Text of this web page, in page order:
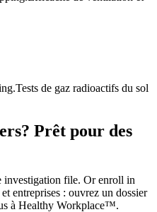
Tests de gaz radioactifs du sol
Prêt pour des
investigation file. Or enroll in
entreprises : ouvrez un dossier
à Healthy Workplace™.